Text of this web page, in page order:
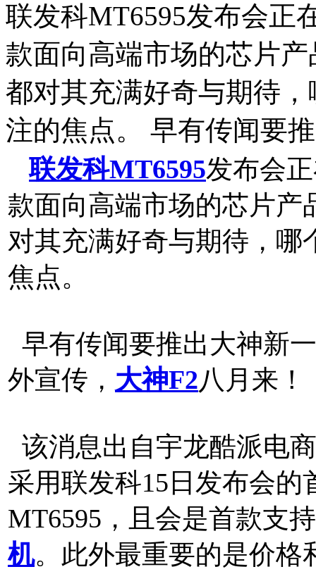
联发科MT6595发布会正
款面向高端市场的芯片
都对其充满好奇与期待
注的焦点。 早有传闻要
联发科MT6595发布会
款面向高端市场的芯片产
对其充满好奇与期待，哪
焦点。
早有传闻要推出大神新
外宣传， 大神F2八月来！
该消息出自宇龙酷派电
采用联发科15日发布会的
MT6595，且会是首款支
机。此外最重要的是价格